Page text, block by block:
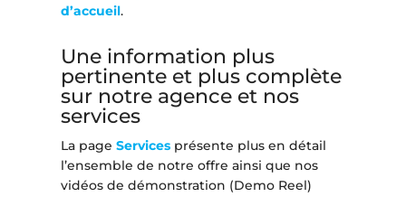
d’accueil.
Une information plus
pertinente et plus complète
sur notre agence et nos
services
La pageServices présente plus en détail
l’ensemble de notre offre ainsi que nos
vidéos de démonstration (Demo Reel)